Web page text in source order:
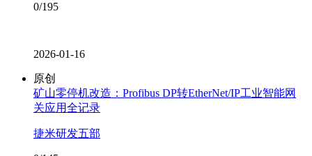
0/195
2026-01-16
原创
矿山零停机改造：Profibus DP转EtherNet/IP工业智能网
关应用全记录
捷米研发五部